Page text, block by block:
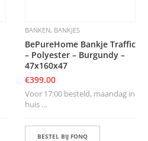
BANKEN, BANKJES
BePureHome Bankje Traffic
– Polyester – Burgundy –
47x160x47
€399.00
Voor 17:00 besteld, maandag in
huis ...
BESTEL BIJ FONQ